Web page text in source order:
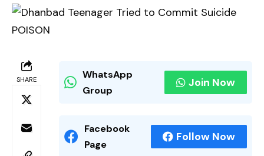
SHARE
WhatsApp
Group
Join Now
Facebook
Page
Follow Now